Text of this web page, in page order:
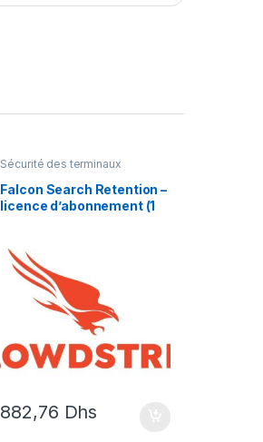
Sécurité des terminaux
Falcon Search Retention –
licence d’abonnement (1
882,76 Dhs